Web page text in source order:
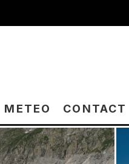
METEO CONTACT